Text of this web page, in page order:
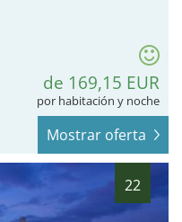
de 169,15 EUR
por habitación y noche
Mostrar oferta
22